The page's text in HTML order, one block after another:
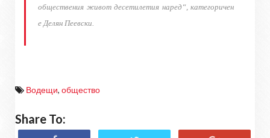
обществения живот десетилетия наред“, категоричен
е Делян Пеевски.
Водещи, общество
Share To: